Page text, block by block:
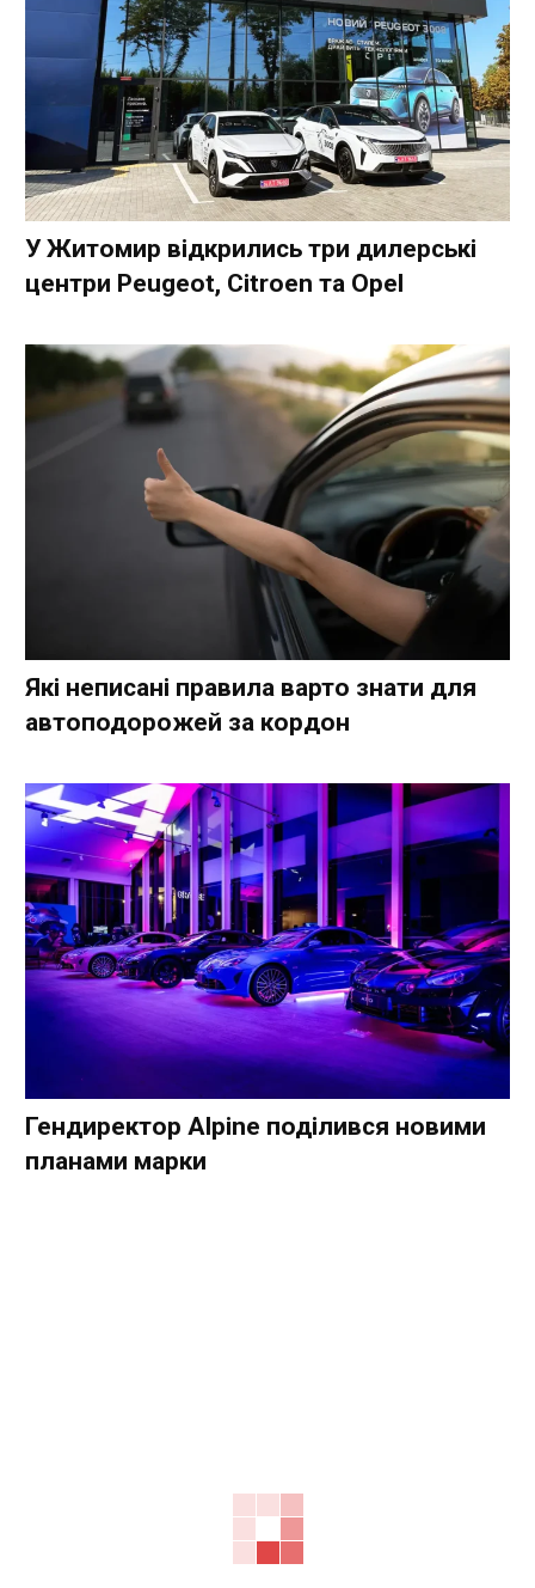
У Житомир відкрились три дилерські
центри Peugeot, Citroen та Opel
Які неписані правила варто знати для
автоподорожей за кордон
Гендиректор Alpine поділився новими
планами марки